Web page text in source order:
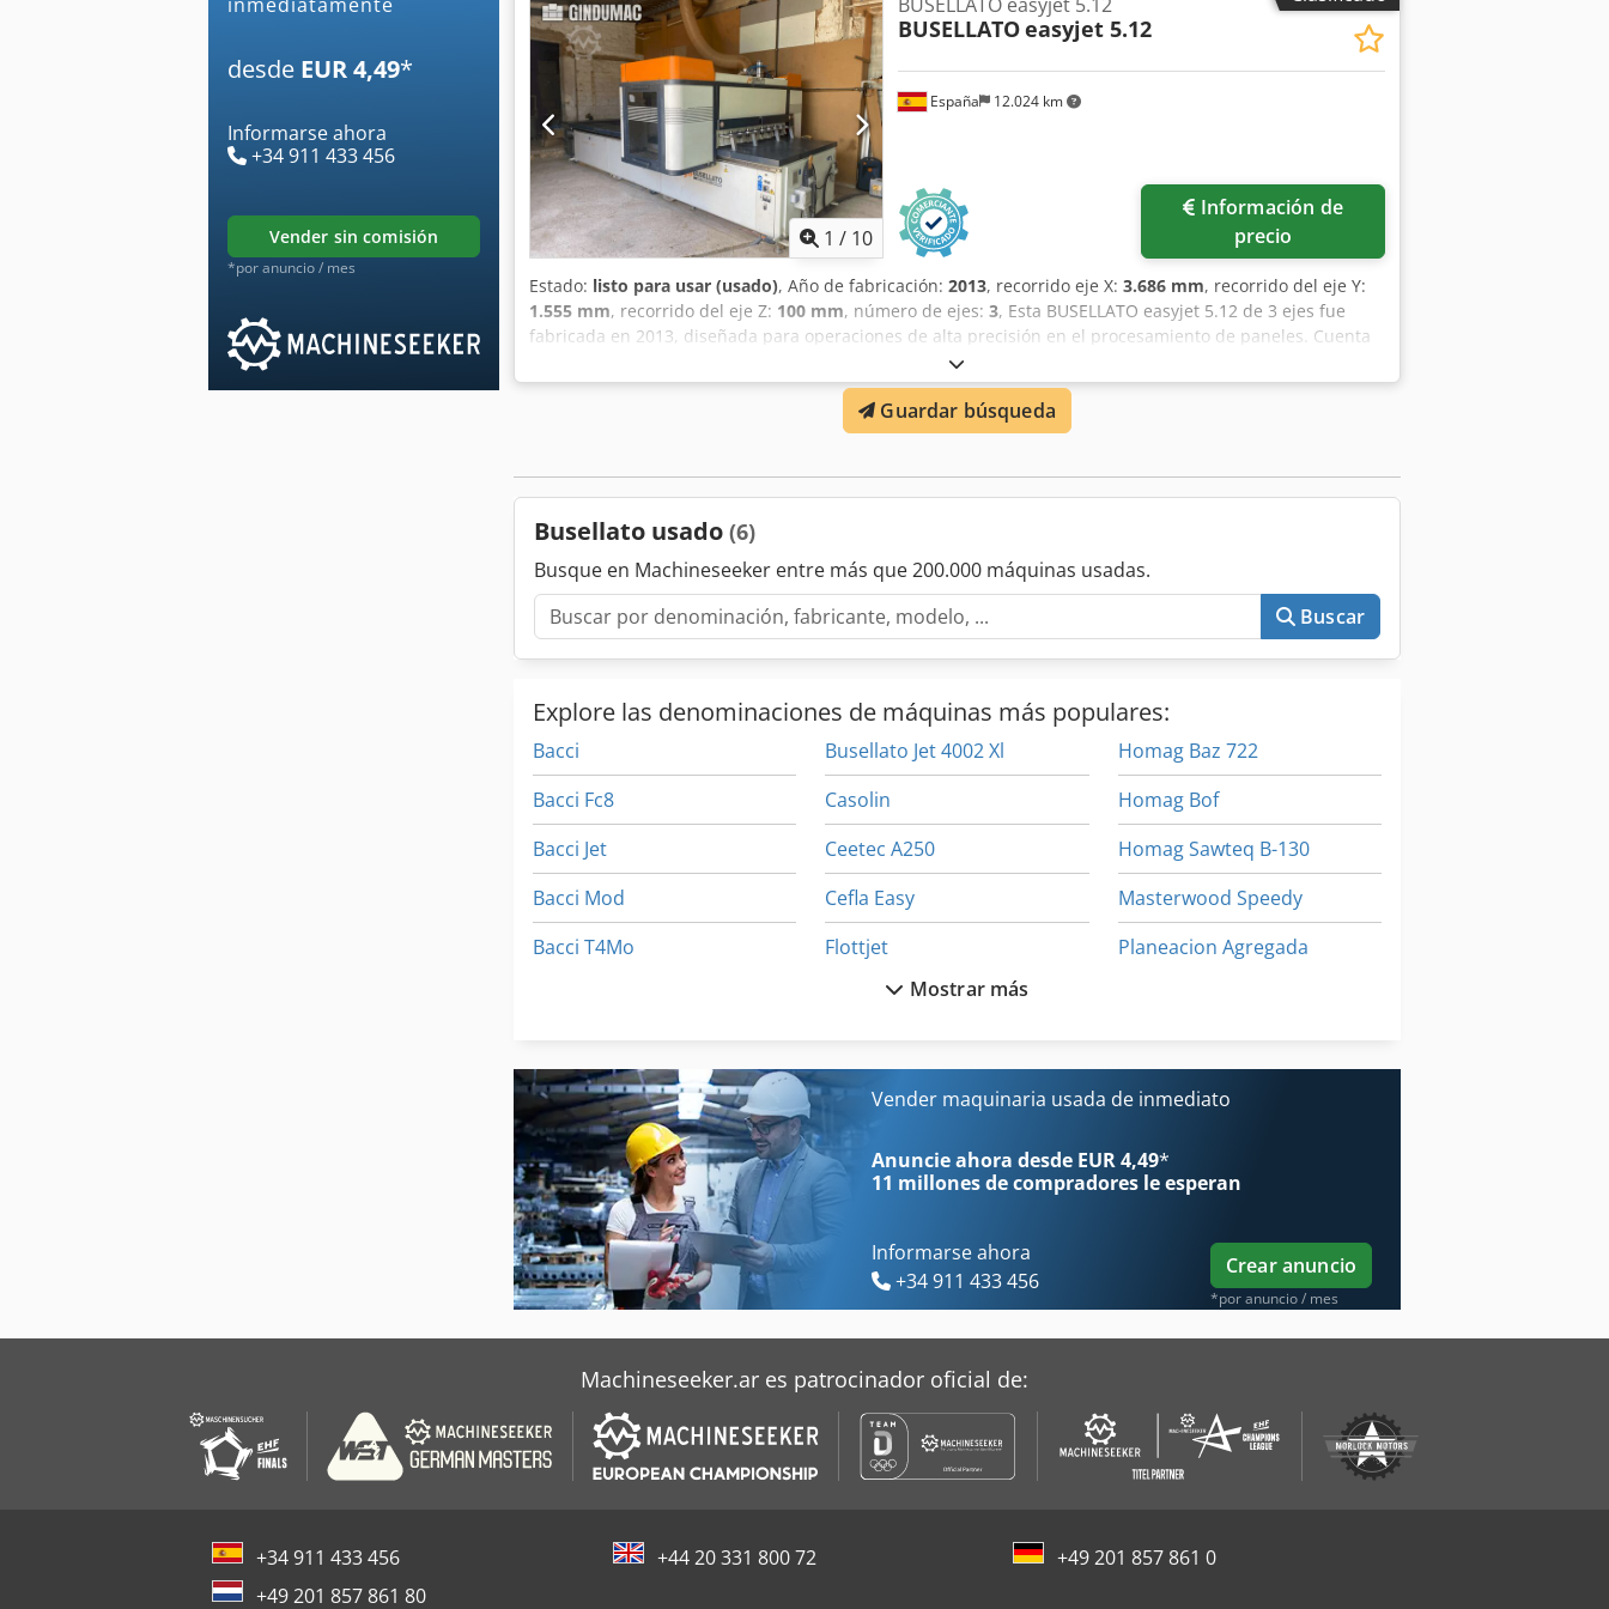
desde EUR 4,49*
Informarse ahora
+34 911 433 456
vender sin comisión
*por anuncio / mes
1 / 10
España 12.024 km
BUSELLATO easyjet 5.12
BUSELLATOeasyjet 5.12
precio
Estado: listo para usar (usado), Año de fabricación: 2013, recorrido eje X: 3.686 mm, recorrido del eje Y:
1.555 mm, recorrido del eje Z: 100 mm, número de ejes: 3, Esta BUSELLATO easyjet 5.12 de 3 ejes fue
fabricada en 2013, diseñada para operaciones de alta precisión en el procesamiento de paneles. Cuenta
con un husillo controlado por CNC, optimizado para taladrado, fresado y anidado, con un rango de
recorrido de 3686 mm en el eje X y 1555 mm en el eje Y. Ideal para madera, MDF, contrachapado y
paneles compuestos. Considere la oportunidad de comprar este Centro de Mecanizado de Madera CNC
BUSELLATO easyjet 5.12. Contacte con nosotros para más información sobre esta máquina. Equipamiento
máquina Dcedeyaiptjpfx Ah Hok Ventajas técnicas de la máquina • Precisión: operaciones de alta
precisión para taladrado, fresado y anidado • Sistema de control: interfaz cnc (busellato propietario o
compatible) • Sistema de control: interfaz cnc (busellato propietario o compatible) • Sujeción: sujeción por
vacío o mecánica para paneles • Husillo: controlado por cnc, apto para taladrado, fresado y nesting •
Cambiador de herramientas: cambiador de herramientas automático (según configuración) Más
información Máquina aún en marcha
Guardar búsqueda
Busellato usado (6)
Busque en Machineseeker entre más que 200.000 máquinas usadas.
Buscar
Explore las denominaciones de máquinas más populares:
Bacci
Bacci Fc8
Bacci Jet
Bacci Mod
Bacci T4Mo
Brusa
Buetfering Aws 1100
Busellato Jet 4002 Xl
Casolin
Ceetec A250
Cefla Easy
Flottjet
Haubold
Holz-Her Artea 1030
Homag Baz 722
Homag Bof
Homag Sawteq B-130
Masterwood Speedy
Planeacion Agregada
Mostrar más
Vender maquinaria usada de inmediato
Anuncie ahora desde EUR 4,49*
11 millones de compradores le esperan
Informarse ahora
+34 911 433 456
Crear anuncio
*por anuncio / mes
Machineseeker.ar es patrocinador oficial de:
+34 911 433 456 +44 20 331 800 72
+49 201 857 861 0
+49 201 857 861 80